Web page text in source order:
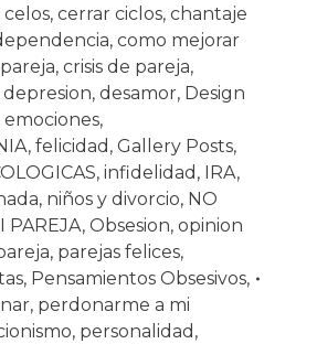
celos, cerrar ciclos, chantaje
, como mejorar
, crisis de pareja,
depresion, desamor, Design
emociones,
, felicidad , Gallery Posts,
, infidelidad , IRA,
, niños y divorcio, NO
PAREJA, Obsesion, opinion
, parejas felices,
, Pensamientos Obsesivos,
, perdonarme a mi
, personalidad ,